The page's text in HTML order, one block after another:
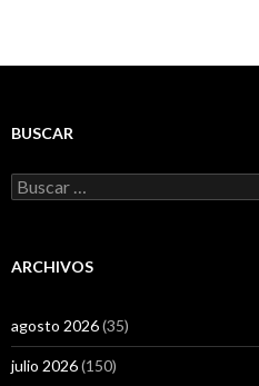
BUSCAR
Buscar:
ARCHIVOS
agosto 2026(35)
julio 2026(150)